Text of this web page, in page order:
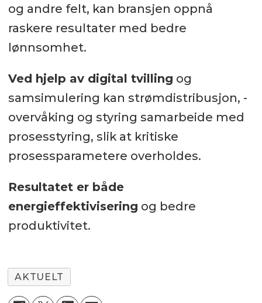
og andre felt, kan bransjen oppnå
raskere resultater med bedre
lønnsomhet.
Ved hjelp av digital tvilling og
samsimulering kan strømdistribusjon, -
overvåking og styring samarbeide med
prosesstyring, slik at kritiske
prosessparametere overholdes.
Resultatet er både
energieffektivisering og bedre
produktivitet.
AKTUELT